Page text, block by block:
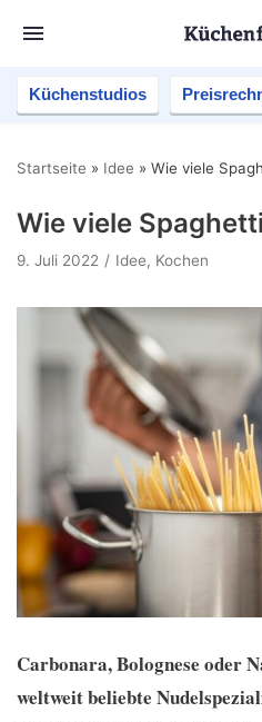
Küchenstudios
Startseite » Idee » Wie viele
Wie viele
9. Juli 2022 Idee, Kochen
Carbonara, Bolognese oder
weltweit beliebte